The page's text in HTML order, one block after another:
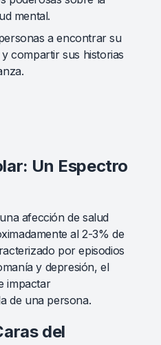
mental.
a encontrar su
compartir sus historias
Un Espectro
afección de salud
al 2-3% de
por episodios
y depresión, el
impactar
de una persona.
del